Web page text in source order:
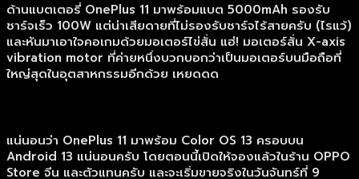
ด้านแบตเตอรี่ OnePlus 11 มาพร้อมแบต 5000mAh รองรับ
ชาร์จเร็ว 100W แต่น่าเสียดายที่ไม่รองรับชาร์จไร้สายครับ (ไรแว้)
และหันมาเอาใจคอเกมด้วยมอเตอร์ไข่สั่น แฮ่! มอเตอร์สั่น X-axis
vibration motor ที่ค่ายหนึ่งบวกบอกว่าเป็นมอเตอร์บนมือถือที่
ใหญ่สุดในอุตสาหกรรมอีกด้วย เหยดดด
แน่นอนว่า OnePlus 11 มาพร้อม Color OS 13 ครอบบน
Android 13 แน่นอนครับ โดยตอนนี้เปิดให้จองแล้วในร้าน OPPO
Store จีน และตัวแทนครับ และจะเริ่มขายจริงในวันจันทร์ที่ 9